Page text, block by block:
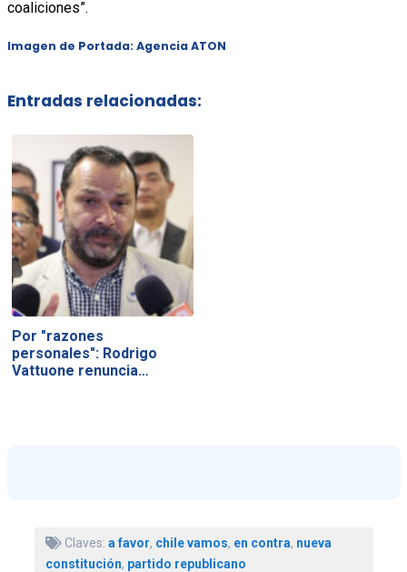
coaliciones”.
Imagen de Portada: Agencia ATON
Entradas relacionadas:
Por "razones
personales": Rodrigo
Vattuone renuncia…
Claves: a favor, chile vamos, en contra, nueva
constitución, partido republicano